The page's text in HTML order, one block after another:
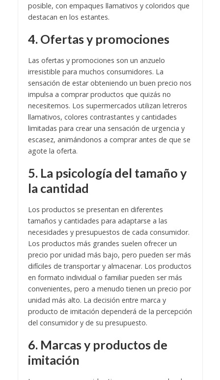
posible, con empaques llamativos y coloridos que
destacan en los estantes.
4. Ofertas y promociones
Las ofertas y promociones son un anzuelo
irresistible para muchos consumidores. La
sensación de estar obteniendo un buen precio nos
impulsa a comprar productos que quizás no
necesitemos. Los supermercados utilizan letreros
llamativos, colores contrastantes y cantidades
limitadas para crear una sensación de urgencia y
escasez, animándonos a comprar antes de que se
agote la oferta.
5. La psicología del tamaño y
la cantidad
Los productos se presentan en diferentes
tamaños y cantidades para adaptarse a las
necesidades y presupuestos de cada consumidor.
Los productos más grandes suelen ofrecer un
precio por unidad más bajo, pero pueden ser más
difíciles de transportar y almacenar. Los productos
en formato individual o familiar pueden ser más
convenientes, pero a menudo tienen un precio por
unidad más alto. La decisión entre marca y
producto de imitación dependerá de la percepción
del consumidor y de su presupuesto.
6. Marcas y productos de
imitación